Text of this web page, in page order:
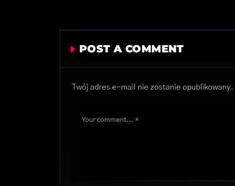
POST A COMMENT
Twój adres e-mail nie zostanie opublikowany.